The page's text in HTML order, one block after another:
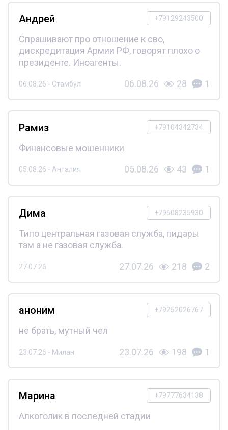
+79129243500
Андрей
Спрашивают про отношение к сво,
дискредитация Армии РФ, говорят плохо о
президенте. Иноагенты.
06.08.26 - Стамбул 06.08.26 28 1
+79104342734
Рамиз
Финансовые мошенники
05.08.26 - Анталия 05.08.26 43 1
+79608235930
Дима
Типо центральная газовая служба, пидары
там а не газовая служба.
27.07.26 27.07.26 218 2
+79252026767
аноним
не брать, мутный чел
23.07.26 - Милан 23.07.26 198 1
+79777634138
Марина
Алкоголик в последней стадии